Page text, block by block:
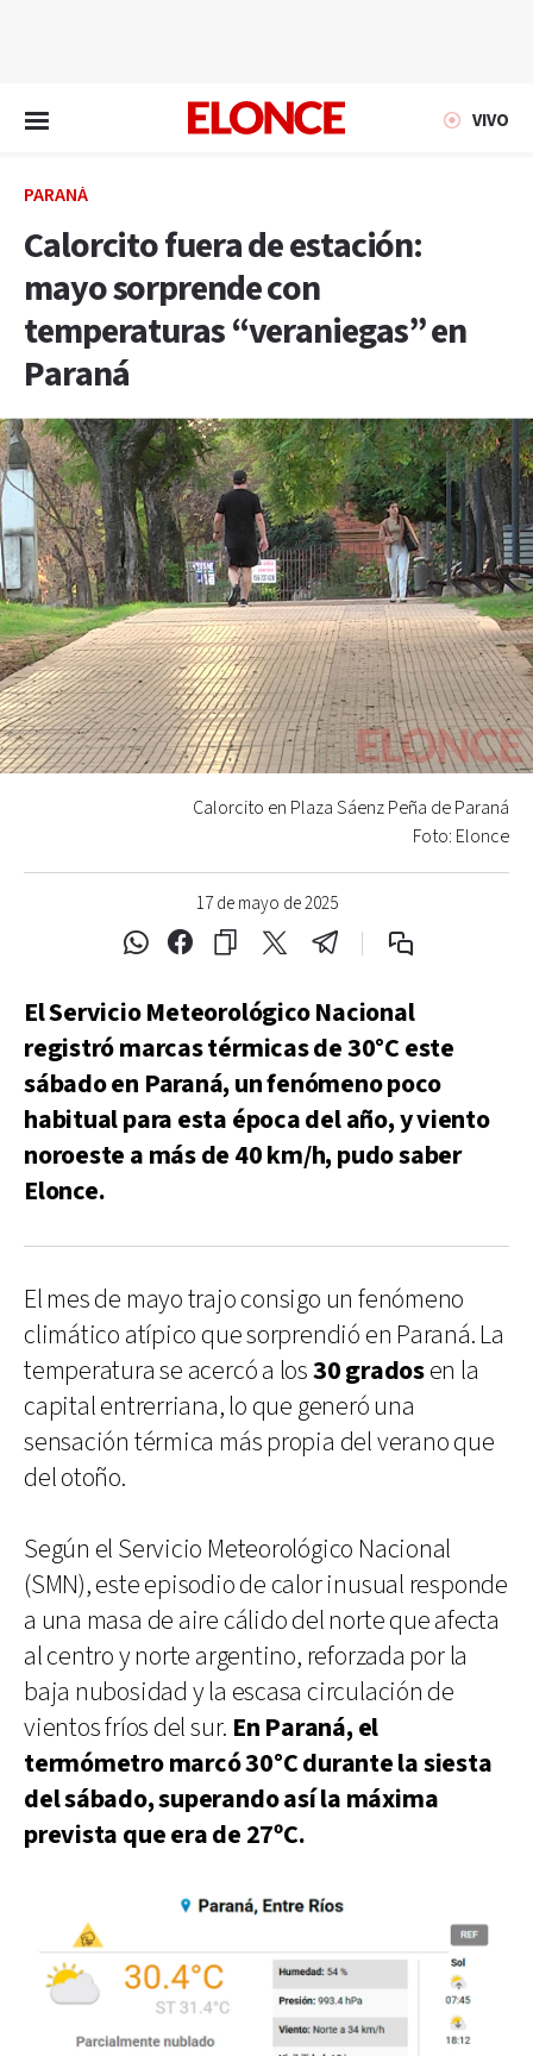
VIVO
PARANÁ
Calorcito fuera de estación:
mayo sorprende con
temperaturas “veraniegas” en
Paraná
17 de mayo de 2025
Calorcito en Plaza Sáenz Peña de Paraná
Foto: Elonce
El Servicio Meteorológico Nacional
registró marcas térmicas de 30°C este
sábado en Paraná, un fenómeno poco
habitual para esta época del año, y viento
noroeste a más de 40 km/h, pudo saber
Elonce.
El mes de mayo trajo consigo un fenómeno
climático atípico que sorprendió en Paraná. La
temperatura se acercó a los30 gradosen la
capital entrerriana, lo que generó una
sensación térmica más propia del verano que
del otoño.
Según el Servicio Meteorológico Nacional
(SMN), este episodio de calor inusual responde
a una masa de aire cálido del norte que afecta
al centro y norte argentino, reforzada por la
baja nubosidad y la escasa circulación de
vientos fríos del sur. En Paraná, el
termómetro marcó 30°C durante la siesta
del sábado, superando así la máxima
prevista que era de 27ºC.